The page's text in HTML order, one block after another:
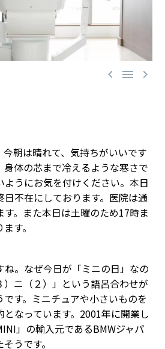
  
朝は晴れて、気持ちがいいです
身体の芯まで冷えるような寒さで
ようにお気を付けください。本日
日不在にしております。医院は通
。また本日は土曜のため17時ま
す。
ね。なぜ今日が「ミニの日」なの
）ニ（２）」という語呂合わせが
す。ミニチュアや小さいものを
なっています。2001年に開業し
」の輸入元であるBMWジャパ
うです。